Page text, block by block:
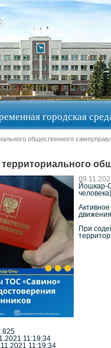
городская
общественного
Йошкар-
При
825
11:19:34
11:19:34